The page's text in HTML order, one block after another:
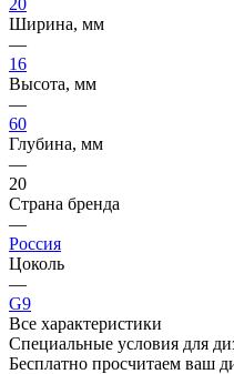
Ширина, мм
—
16
Высота, мм
—
60
Глубина, мм
—
20
Страна бренда
—
Россия
Цоколь
—
G9
Все характеристики
Специальные условия для
Бесплатно просчитаем ваш